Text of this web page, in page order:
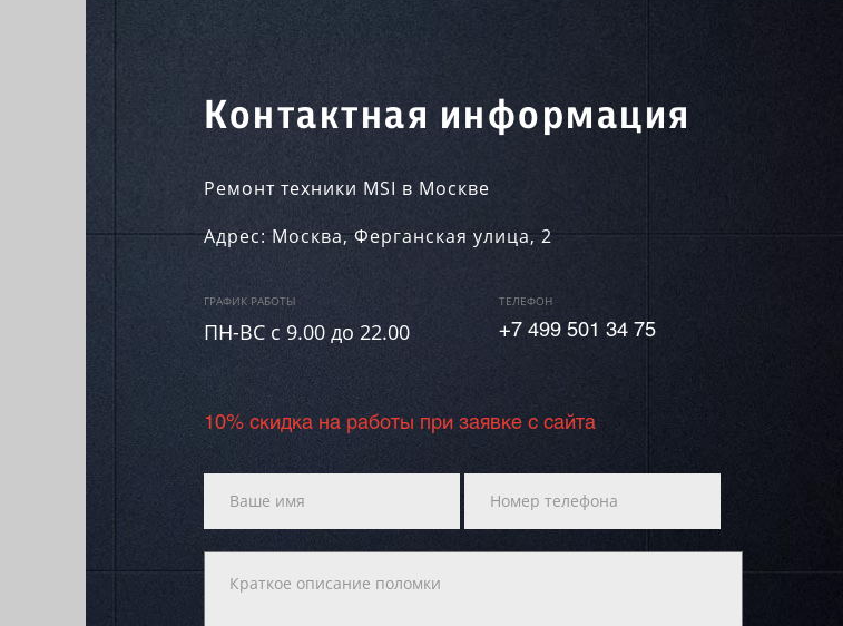
Контактная информация
Ремонт техники MSI в Москве
Адрес:Москва,Ферганская улица, 2
ГРАФИК РАБОТЫ
ПН-ВC c 9.00 до 22.00
ТЕЛЕФОН
+7 499 501 34 75
10% скидка на работы при заявке с сайта